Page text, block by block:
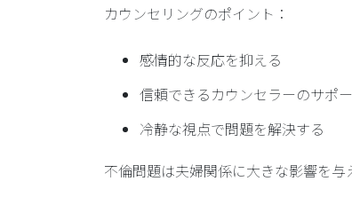
カウンセリングのポイント：
感情的な反応を抑える
信頼できるカウンセラーのサポ
冷静な視点で問題を解決する
不倫問題は夫婦関係に大きな影響を与